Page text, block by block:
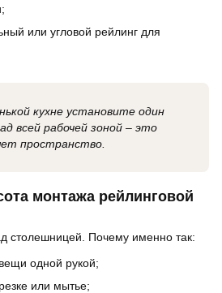
или угловой рейлинг для
кухне установите один
всей рабочей зоной – это
пространство.
монтажа рейлинговой
столешницей. Почему именно так:
одной рукой;
или мытье;